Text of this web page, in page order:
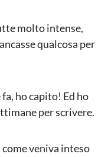
molto intense,
qualcosa per
ho capito! Ed ho
per scrivere.
veniva inteso